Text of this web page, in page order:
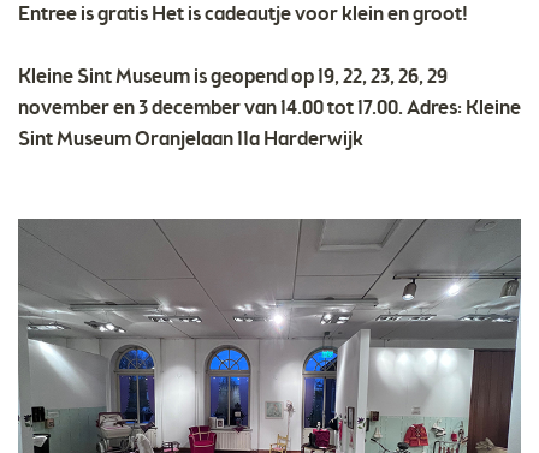
Entree is gratis Het is cadeautje voor klein en groot!
Kleine Sint Museum is geopend op 19, 22, 23, 26, 29
november en 3 december van 14.00 tot 17.00. Adres: Kleine
Sint Museum Oranjelaan 11a Harderwijk